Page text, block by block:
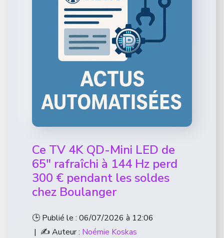
Ce TV 4K QD-Mini LED de
65″ rafraîchi à 144 Hz perd
300 € pendant les soldes
chez Boulanger
🕒 Publié le : 06/07/2026 à 12:06
| ✍️ Auteur : Noémie Koskas